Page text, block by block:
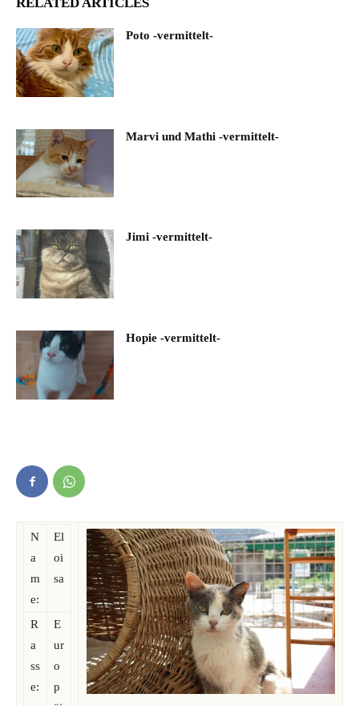
Poto -vermittelt-
Marvi und Mathi -vermittelt-
Jimi -vermittelt-
Hopie -vermittelt-